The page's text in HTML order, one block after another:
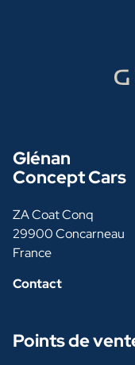
Glénan
Concept Cars
ZA Coat Conq
29900 Concarneau
France
Contact
Points de